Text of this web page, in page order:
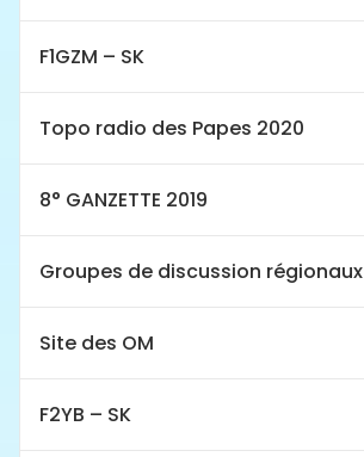
F1GZM – SK
Topo radio des Papes 2020
8° GANZETTE 2019
Groupes de discussion régionaux
Site des OM
F2YB – SK